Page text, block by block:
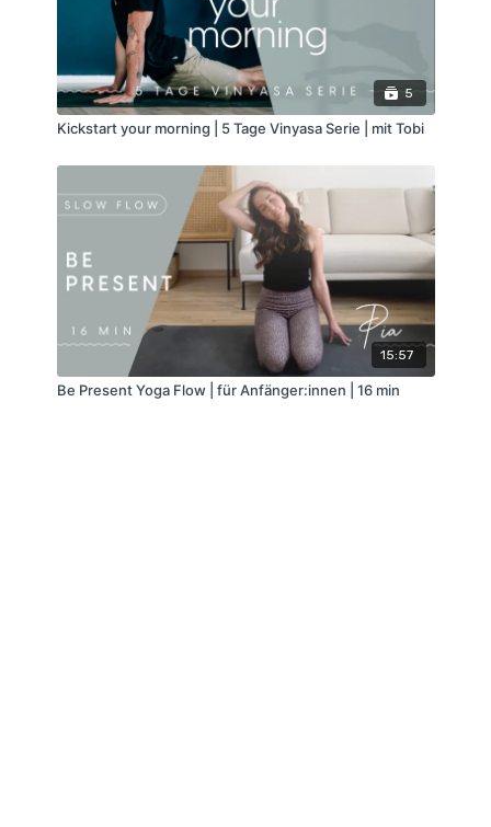
5
Kickstart your morning | 5 Tage Vinyasa Serie | mit Tobi
15:57
Be Present Yoga Flow | für Anfänger:innen | 16 min